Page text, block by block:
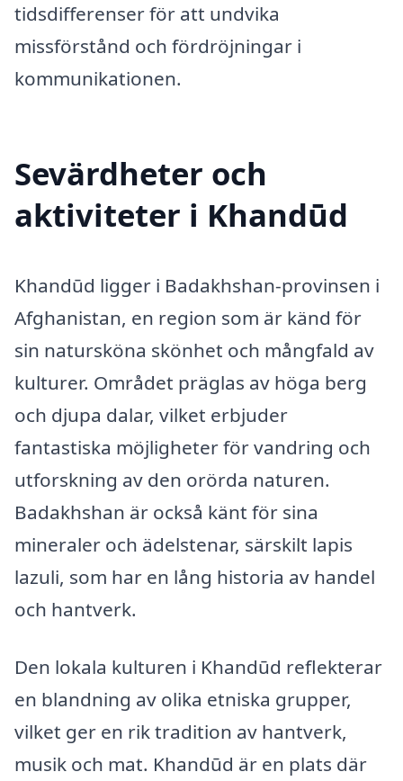
tidsdifferenser för att undvika
missförstånd och fördröjningar i
kommunikationen.
Sevärdheter och
aktiviteter i Khandūd
Khandūd ligger i Badakhshan-provinsen i
Afghanistan, en region som är känd för
sin natursköna skönhet och mångfald av
kulturer. Området präglas av höga berg
och djupa dalar, vilket erbjuder
fantastiska möjligheter för vandring och
utforskning av den orörda naturen.
Badakhshan är också känt för sina
mineraler och ädelstenar, särskilt lapis
lazuli, som har en lång historia av handel
och hantverk.
Den lokala kulturen i Khandūd reflekterar
en blandning av olika etniska grupper,
vilket ger en rik tradition av hantverk,
musik och mat. Khandūd är en plats där